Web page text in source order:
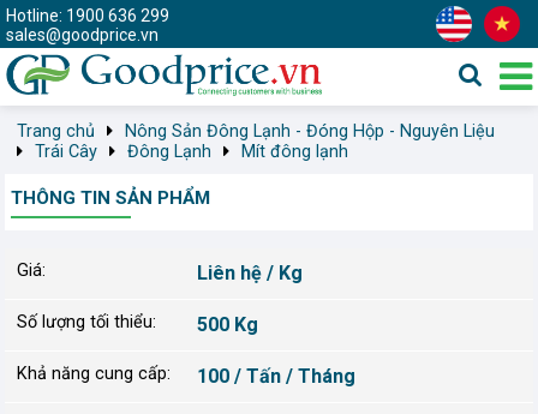
Hotline: 1900 636 299
sales@goodprice.vn
Trang chủ
Nông Sản Đông Lạnh - Đóng Hộp - Nguyên Liệu
Trái Cây
Đông Lạnh Mít đông lạnh
THÔNG TIN SẢN PHẨM
Giá: Liên hệ / Kg
Số lượng tối thiểu: 500 Kg
Khả năng cung cấp: 100 / Tấn / Tháng